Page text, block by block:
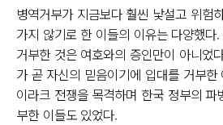
병역거부가 지금보다 훨씬 낯설고 위험
가지 않기로 한 이들의 이유는 다양했다
거부한 것은 여호와의 증인만이 아니었
가 곧 자신의 믿음이기에 입대를 거부
이라크 전쟁을 목격하며 한국 정부의
부한 이들도 있었다.